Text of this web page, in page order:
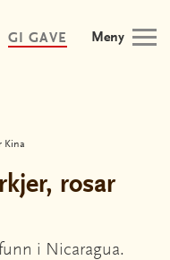
Meny
GI GAVE
Kina
rosar
i Nicaragua.